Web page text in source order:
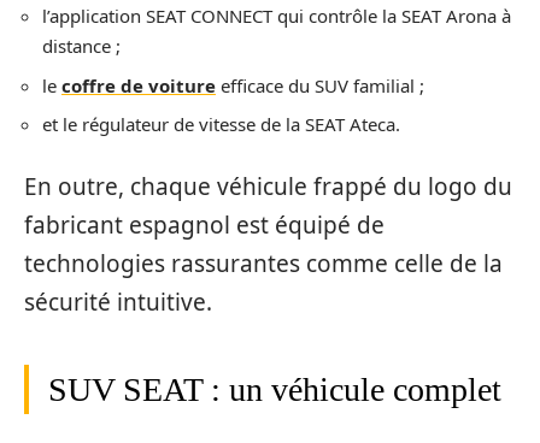
l’application SEAT CONNECT qui contrôle la SEAT Arona à
distance ;
le coffre de voiture efficace du SUV familial ;
et le régulateur de vitesse de la SEAT Ateca.
En outre, chaque véhicule frappé du logo du
fabricant espagnol est équipé de
technologies rassurantes comme celle de la
sécurité intuitive.
SUV SEAT : un véhicule complet